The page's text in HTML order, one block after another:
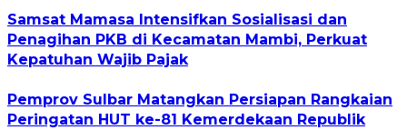
Samsat Mamasa Intensifkan Sosialisasi dan
Penagihan PKB di Kecamatan Mambi, Perkuat
Kepatuhan Wajib Pajak
Pemprov Sulbar Matangkan Persiapan Rangkaian
Peringatan HUT ke-81 Kemerdekaan Republik